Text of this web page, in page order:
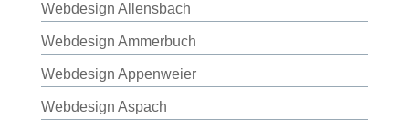
Webdesign Allensbach
Webdesign Ammerbuch
Webdesign Appenweier
Webdesign Aspach